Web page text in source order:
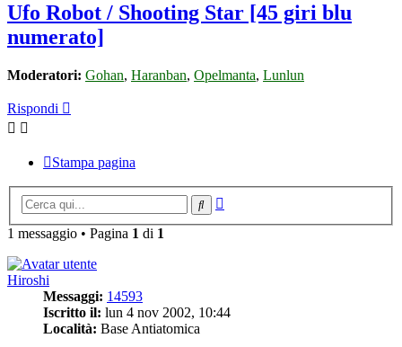
Ufo Robot / Shooting Star [45 giri blu
numerato]
Moderatori: Gohan, Haranban, Opelmanta, Lunlun
Rispondi
Stampa pagina
Cerca
1 messaggio • Pagina 1 di 1
Hiroshi
Messaggi: 14593
Iscritto il: lun 4 nov 2002, 10:44
Località: Base Antiatomica